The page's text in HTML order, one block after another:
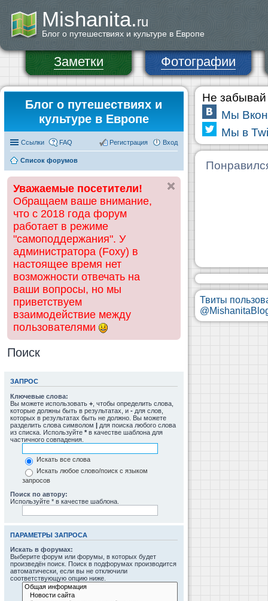
Mishanita.ru
Блог о путешествиях и культуре в Европе
Заметки Фотографии
Блог о путешествиях и
культуре в Европе
Ссылки FAQ Вход
Регистрация
Список форумов
Уважаемые посетители!
Обращаем ваше внимание,
что с 2018 года форум
работает в режиме
"самоподдержания". У
администратора (Foxy) в
настоящее время нет
возможности отвечать на
ваши вопросы, но мы
приветствуем
взаимодействие между
пользователями
Поиск
ЗАПРОС
Ключевые слова:
Вы можете использовать + , чтобы определить слова,
которые должны быть в результатах, и - для слов,
которых в результатах быть не должно. Вы можете
разделить слова символом | для поиска любого слова
из списка. Используйте * в качестве шаблона для
частичного совпадения.
Искать все слова
Искать любое слово/поиск с языком
запросов
Поиск по автору:
Используйте * в качестве шаблона.
ПАРАМЕТРЫ ЗАПРОСА
Искать в форумах:
Выберите форум или форумы, в которых будет
произведён поиск. Поиск в подфорумах производится
автоматически, если вы не отключили
соответствующую опцию ниже.
Не забывай
Мы
Мы в
Твиты